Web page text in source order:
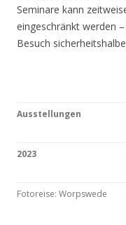
Seminare kann
eingeschränkt werden
Besuch
Ausstellungen
2023
Fotoreise: Worpswede